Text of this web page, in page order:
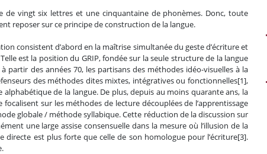
de vingt six lettres et une cinquantaine de phonèmes. Donc, toute
reposer sur ce principe de construction de la langue.
consistent d’abord en la maîtrise simultanée du geste d’écriture et
est la position du GRIP, fondée sur la seule structure de la langue
partir des années 70, les partisans des méthodes idéo-visuelles à la
des méthodes dites mixtes, intégratives ou fonctionnelles[1],
de la langue. De plus, depuis au moins quarante ans, la
sur les méthodes de lecture découplées de l’apprentissage
globale / méthode syllabique. Cette réduction de la discussion sur
une large assise consensuelle dans la mesure où l’illusion de la
directe est plus forte que celle de son homologue pour l’écriture[3].